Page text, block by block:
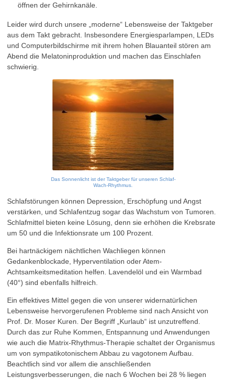
öffnen der Gehirnkanäle.
Leider wird durch unsere „moderne“ Lebensweise der Taktgeber
aus dem Takt gebracht. Insbesondere Energiesparlampen, LEDs
und Computerbildschirme mit ihrem hohen Blauanteil stören am
Abend die Melatoninproduktion und machen das Einschlafen
schwierig.
Das Sonnenlicht ist der Taktgeber für unseren Schlaf-
Wach-Rhythmus.
Schlafstörungen können Depression, Erschöpfung und Angst
verstärken, und Schlafentzug sogar das Wachstum von Tumoren.
Schlafmittel bieten keine Lösung, denn sie erhöhen die Krebsrate
um 50 und die Infektionsrate um 100 Prozent.
Bei hartnäckigem nächtlichen Wachliegen können
Gedankenblockade, Hyperventilation oder Atem-
Achtsamkeitsmeditation helfen. Lavendelöl und ein Warmbad
(40°) sind ebenfalls hilfreich.
Ein effektives Mittel gegen die von unserer widernatürlichen
Lebensweise hervorgerufenen Probleme sind nach Ansicht von
Prof. Dr. Moser Kuren. Der Begriff „Kurlaub“ ist unzutreffend.
Durch das zur Ruhe Kommen, Entspannung und Anwendungen
wie auch die Matrix-Rhythmus-Therapie schaltet der Organismus
um von sympatikotonischem Abbau zu vagotonem Aufbau.
Beachtlich sind vor allem die anschließenden
Leistungsverbesserungen, die nach 6 Wochen bei 28 % liegen